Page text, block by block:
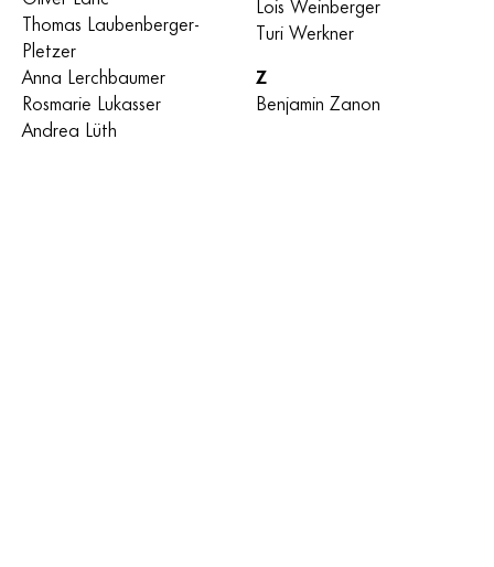
Thomas Laubenberger-
Pletzer
Anna Lerchbaumer
Rosmarie Lukasser
Andrea Lüth
Turi Werkner
Z
Benjamin Zanon